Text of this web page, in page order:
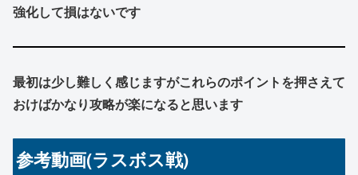
強化して損はないです
最初は少し難しく感じますがこれらのポイントを押さえて
おけばかなり攻略が楽になると思います
参考動画(ラスボス戦)